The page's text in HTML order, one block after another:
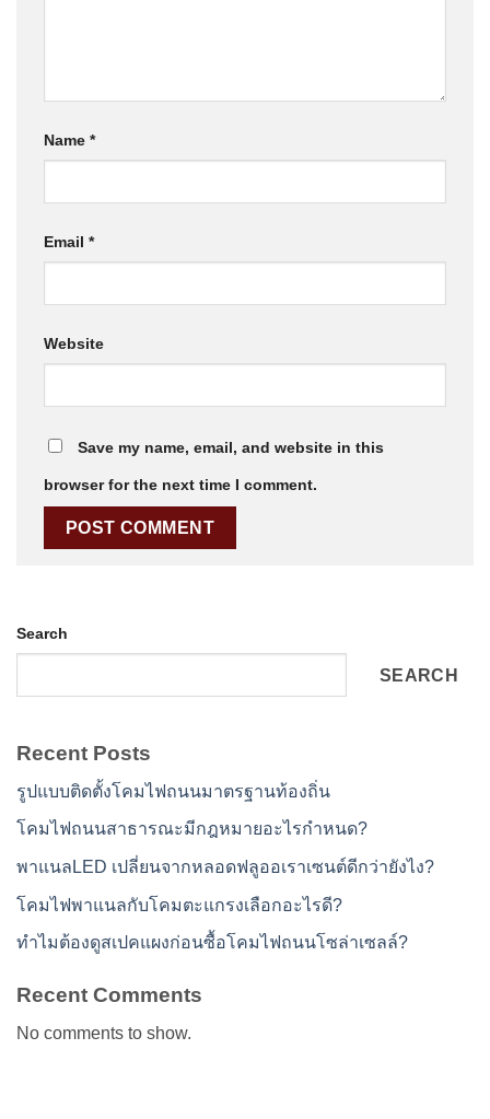
Name *
Email *
Website
Save my name, email, and website in this
browser for the next time I comment.
Search
SEARCH
Recent Posts
รูปแบบติดตั้งโคมไฟถนนมาตรฐานท้องถิ่น
โคมไฟถนนสาธารณะมีกฎหมายอะไรกำหนด?
พาแนลLED เปลี่ยนจากหลอดฟลูออเราเซนต์ดีกว่ายังไง?
โคมไฟพาแนลกับโคมตะแกรงเลือกอะไรดี?
ทำไมต้องดูสเปคแผงก่อนซื้อโคมไฟถนนโซล่าเซลล์?
Recent Comments
No comments to show.